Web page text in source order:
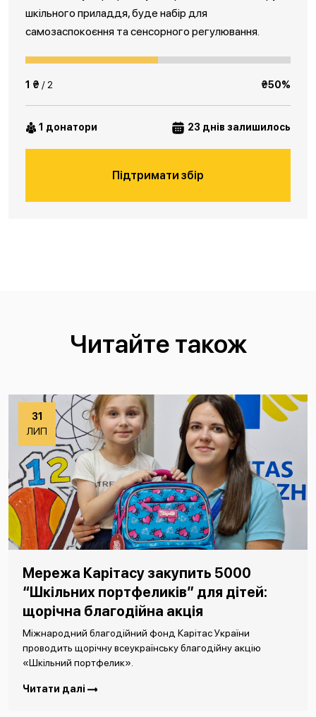
шкільного приладдя, буде набір для
самозаспокоєння та сенсорного регулювання.
1 ₴ / 2 ₴50%
1 донатори 23 днів залишилось
Підтримати збір
Читайте також
31
ЛИП
Мережа Карітасу закупить 5000
“Шкільних портфеликів” для дітей:
щорічна благодійна акція
Міжнародний благодійний фонд Карітас України
проводить щорічну всеукраїнську благодійну акцію
«Шкільний портфелик».
Читати далі